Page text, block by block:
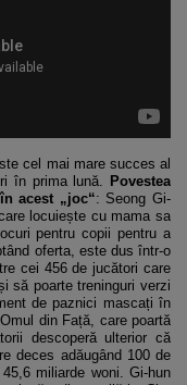
cel mai mare succes al
în prima lună. Povestea
acest „joc“: Seong Gi-
locuiește cu mama sa
pentru copii pentru a
oferta, este dus într-o
cei 456 de jucători care
să poarte treninguri verzi
de paznici mascați în
din Față, care poartă
descoperă ulterior că
deces adăugând 100 de
miliarde woni. Gi-hun